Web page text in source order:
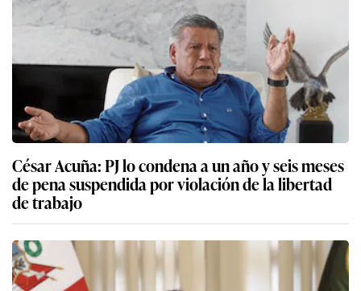
César Acuña: PJ lo condena a un año y seis meses
de pena suspendida por violación de la libertad
de trabajo